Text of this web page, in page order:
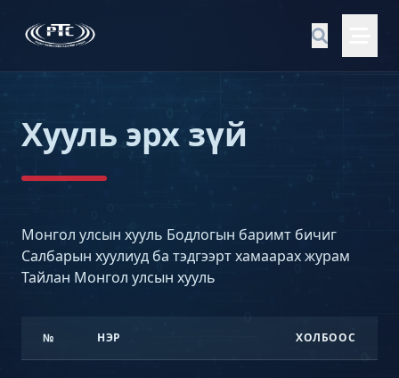
Хууль эрх зүй
Монгол улсын хууль Бодлогын баримт бичиг
Салбарын хуулиуд ба тэдгээрт хамаарах журам
Тайлан Монгол улсын хууль
№ НЭР ХОЛБООС